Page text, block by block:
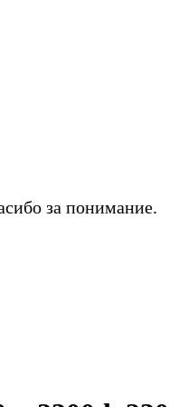
за понимание.